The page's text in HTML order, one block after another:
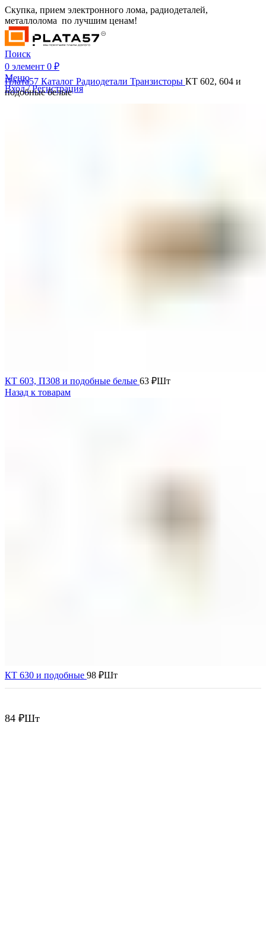
Скупка, прием электронного лома, радиодеталей,
металлолома по лучшим ценам!
Поиск
0 элемент 0 ₽
Меню
Вход / Регистрация
Плата57 Каталог Радиодетали Транзисторы КТ 602, 604 и
подобные белые
КТ 603, П308 и подобные белые 63 ₽Шт
Назад к товарам
КТ 630 и подобные 98 ₽Шт
84 ₽Шт